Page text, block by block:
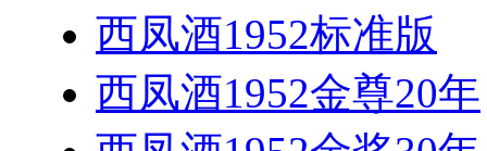
西凤酒1952标准版
西凤酒1952金尊20年